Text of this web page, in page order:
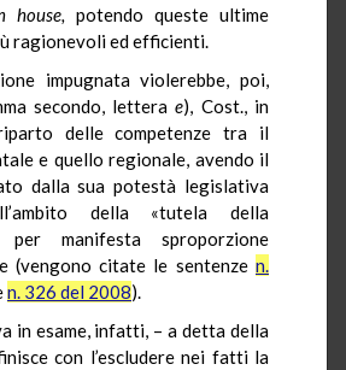
house, potendo queste ultime
ragionevoli ed efficienti.
impugnata violerebbe, poi,
secondo, letterae), Cost., in
delle competenze tra il
e quello regionale, avendo il
dalla sua potestà legislativa
della «tutela della
per manifesta sproporzione
(vengono citate le sentenze n.
n. 326 del 2008).
in esame, infatti, – a detta della
con l’escludere nei fatti la